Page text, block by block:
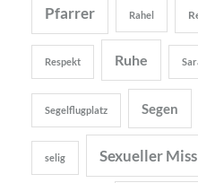
Pfarrer Rahel
Respekt Ruhe
Segelflugplatz Segen
selig Sexueller